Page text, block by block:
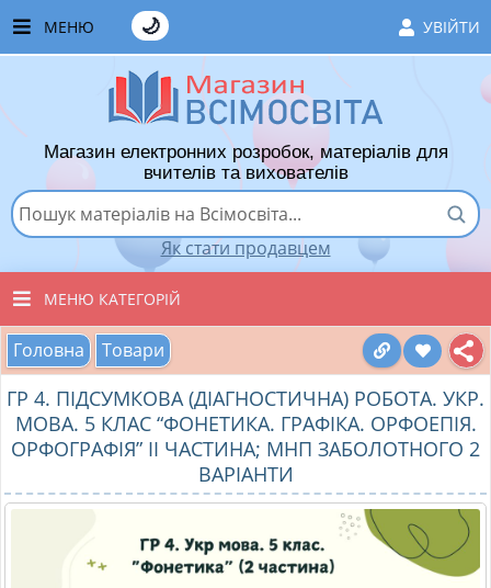
МЕНЮ УВІЙТИ
🌙
ЧАСТІ ЗАПИТАННЯ
ЯК ТУТ КУПУВАТИ
ЯК ТУТ ПРОДАВАТИ
ДОДАТИ РОЗРОБКУ
ВПОДОБАНІ ТОВАРИ
КОШИК
Магазин електронних розробок, матеріалів для
вчителів та вихователів
Як стати продавцем
МЕНЮ КАТЕГОРІЙ
ВСІ ТОВАРИ
ВИХОВАТЕЛЯМ ДНЗ
ПОЧАТКОВІ КЛАСИ
МАТЕРІАЛИ З ПРЕДМЕТІВ
РІЗНІ МАТЕРІАЛИ
Головна Товари
ГР 4. ПІДСУМКОВА (ДІАГНОСТИЧНА) РОБОТА. УКР.
МОВА. 5 КЛАС “ФОНЕТИКА. ГРАФІКА. ОРФОЕПІЯ.
ОРФОГРАФІЯ” ІІ ЧАСТИНА; МНП ЗАБОЛОТНОГО 2
ВАРІАНТИ